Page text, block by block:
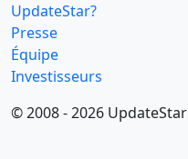
UpdateStar?
Presse
Équipe
Investisseurs
© 2008 - 2026 UpdateStar